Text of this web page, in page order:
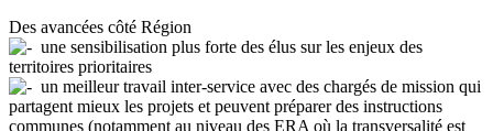
Des avancées côté Région
une sensibilisation plus forte des élus sur les enjeux des
territoires prioritaires
un meilleur travail inter-service avec des chargés de mission qui
partagent mieux les projets et peuvent préparer des instructions
communes (notamment au niveau des ERA où la transversalité est